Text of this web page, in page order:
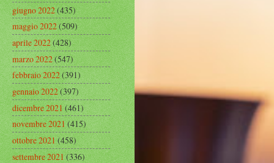
giugno 2022(435)
maggio 2022(509)
aprile 2022(428)
marzo 2022(547)
febbraio 2022(391)
gennaio 2022(397)
dicembre 2021(461)
novembre 2021(415)
ottobre 2021(458)
settembre 2021(336)